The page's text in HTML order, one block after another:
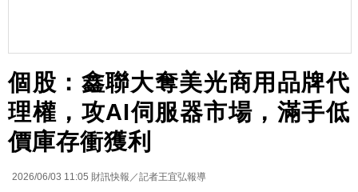
個股：鑫聯大奪美光商用品牌代
理權，攻AI伺服器市場，滿手低
價庫存衝獲利
2026/06/03 11:05 財訊快報／記者王宜弘報導